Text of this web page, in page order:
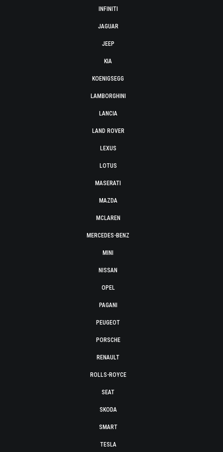
INFINITI
JAGUAR
JEEP
KIA
KOENIGSEGG
LAMBORGHINI
LANCIA
LAND ROVER
LEXUS
LOTUS
MASERATI
MAZDA
MCLAREN
MERCEDES-BENZ
MINI
NISSAN
OPEL
PAGANI
PEUGEOT
PORSCHE
RENAULT
ROLLS-ROYCE
SEAT
SKODA
SMART
TESLA